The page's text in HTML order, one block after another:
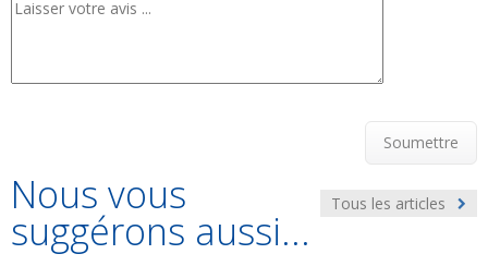
Soumettre
Tous les articles
Nous vous
suggérons aussi...